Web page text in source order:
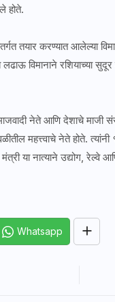
होते.
तयार करण्यात आलेल्या
लढाऊ विमानाने रशियाच्या
नेते आणि देशाचे माजी
महत्त्वाचे नेते होते.
या नात्याने उद्योग, रेल्वे
Whatsapp